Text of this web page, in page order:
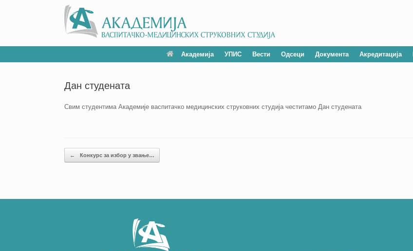
Академија УПИС Вести Одсеци Документа Акредитација
Дан студената
Свим студентима Академије васпитачко медицинских струковних студија честитамо Дан студенатa
Кретање чланака
← Конкурс за избор у звање…